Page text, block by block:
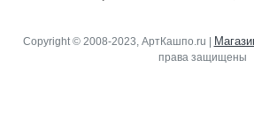
Copyright © 2008-2023, АртКашпо.ru |
права защищены